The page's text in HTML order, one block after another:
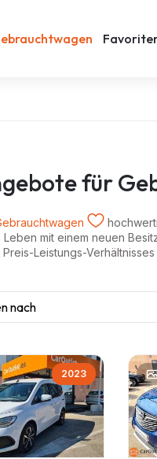
für
mit einem neuen
Leistungs-
2023